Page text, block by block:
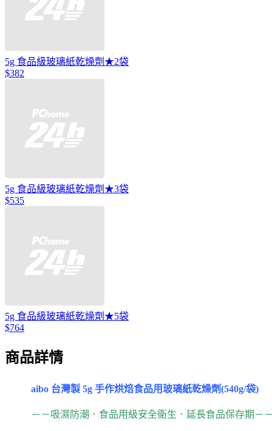
5g 食品級玻璃紙乾燥劑★2袋
$382
5g 食品級玻璃紙乾燥劑★3袋
$535
5g 食品級玻璃紙乾燥劑★5袋
$764
商品詳情
aibo 台灣製 5g 手作烘焙食品用玻璃紙乾燥劑(540g/袋)
－－吸濕防潮．食品用級安全衛生．延長食品保存期－